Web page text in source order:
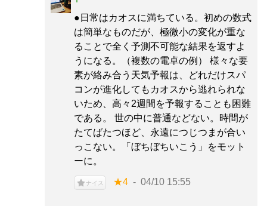
●日常はカオスに満ちている。初めの数式
は簡単なものだが、極微小の変化が重な
ることで全く予測不可能な結果を返すよ
うになる。（複数の電卓の例） 様々な要
素が絡み合う天気予報は、どれだけスパ
コンが進化してもカオスから逃れられな
いため、高々2週間を予報することも困難
である。 世の中に普通などない。時間が
たてばたつほど、永遠につじつまが合い
っこない。「ぼちぼちいこう」をモット
ーに。
ナイス ★4 04/10 15:55